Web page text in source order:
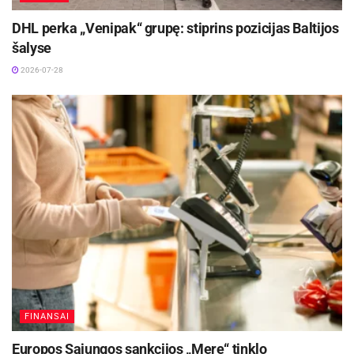
DHL perka „Venipak“ grupę: stiprins pozicijas Baltijos
šalyse
2026-07-28
FINANSAI
Europos Sąjungos sankcijos „Mere“ tinklo